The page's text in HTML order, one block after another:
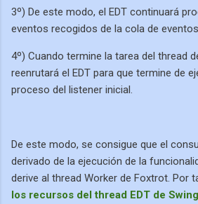
3º) De este modo, el EDT continuará
eventos recogidos de la cola de
4º) Cuando termine la tarea del thread
reenrutará el EDT para que termine de
proceso del listener inicial.
De este modo, se consigue que el
derivado de la ejecución de la
derive al thread Worker de Foxtrot. Por
los recursos del thread EDT de